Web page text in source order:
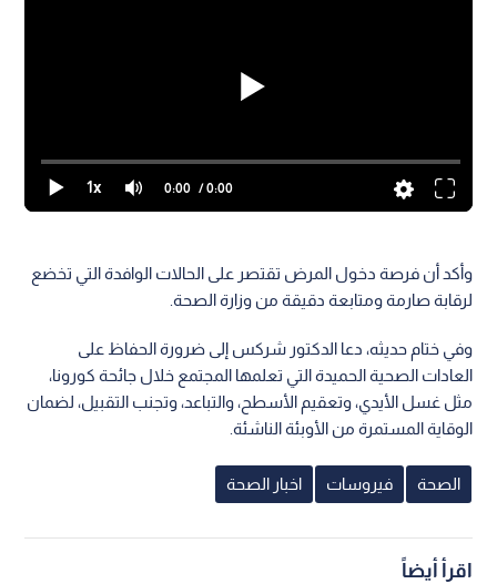
1x 0:00 / 0:00
وأكد أن فرصة دخول المرض تقتصر على الحالات الوافدة التي تخضع
لرقابة صارمة ومتابعة دقيقة من وزارة الصحة.
وفي ختام حديثه، دعا الدكتور شركس إلى ضرورة الحفاظ على
العادات الصحية الحميدة التي تعلمها المجتمع خلال جائحة كورونا،
مثل غسل الأيدي، وتعقيم الأسطح، والتباعد، وتجنب التقبيل، لضمان
الوقاية المستمرة من الأوبئة الناشئة.
الصحة فيروسات اخبار الصحة
اقرأ أيضاً